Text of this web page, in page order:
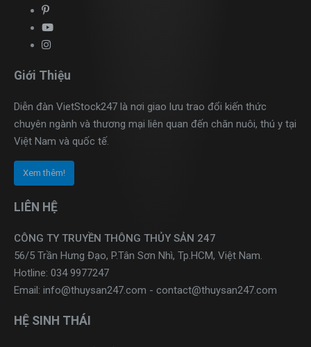
Giới Thiệu
Diễn đàn VietStock247 là nơi giao lưu trao đổi kiến thức
chuyên ngành và thương mại liên quan đến chăn nuôi, thú y tại
Việt Nam và quốc tế.
Xem thêm!
LIÊN HỆ
CÔNG TY TRUYỀN THÔNG THỦY SẢN 247
56/5 Trần Hưng Đạo, P.Tân Sơn Nhì, Tp.HCM, Việt Nam.
Hotline: 034 9977247
Email: info@thuysan247.com - contact@thuysan247.com
HỆ SINH THÁI